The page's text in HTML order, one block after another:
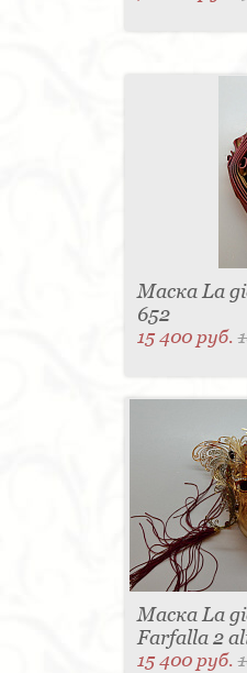
Маска La
652
15 400 руб.
Маска La
Farfalla 2
15 400 руб.